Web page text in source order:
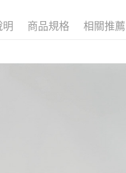
明 商品規格 相關推薦